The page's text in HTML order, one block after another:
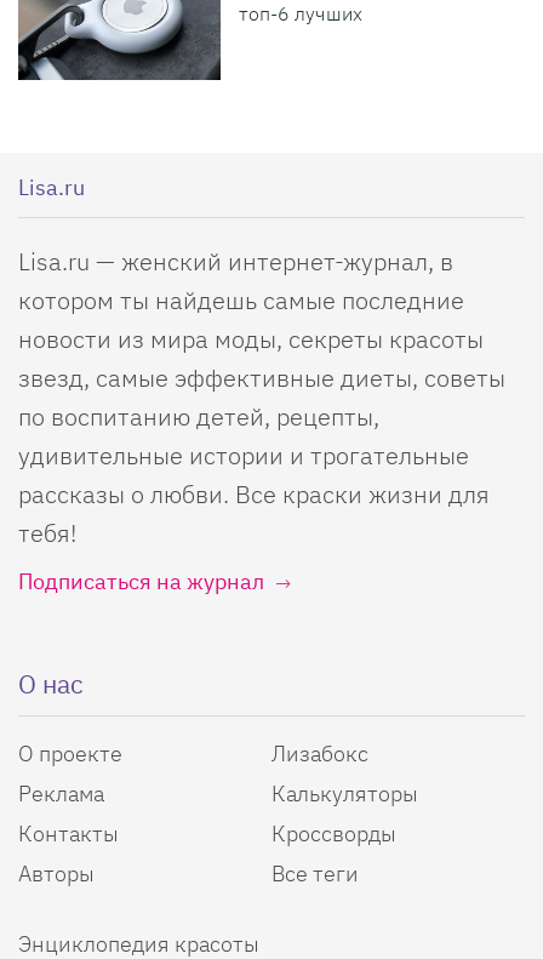
топ-6 лучших
Lisa.ru
Lisa.ru — женский интернет-журнал, в
котором ты найдешь самые последние
новости из мира моды, секреты красоты
звезд, самые эффективные диеты, советы
по воспитанию детей, рецепты,
удивительные истории и трогательные
рассказы о любви. Все краски жизни для
тебя!
Подписаться на журнал
О нас
О проекте
Реклама
Контакты
Авторы
Лизабокс
Калькуляторы
Кроссворды
Все теги
Энциклопедия красоты